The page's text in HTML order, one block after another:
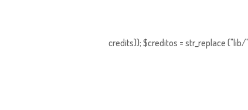
credits)); $creditos = str_replace